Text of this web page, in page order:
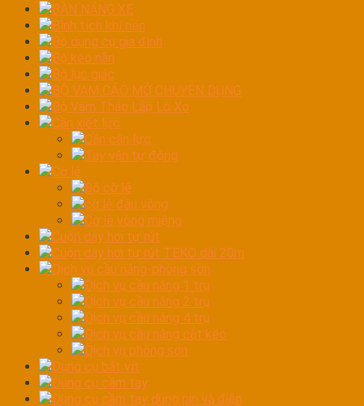
BÀN NÁNG XE
Bình tích khí nén
Bộ dụng cụ gia đình
Bộ kéo nắn
Bộ lục giác
BỘ VAM CẢO MỞ CHUYÊN DỤNG
Bộ Vam Tháo Lắp Lò Xo
Cần xiết lực
Cần cân lực
Tay vặn tự động
Cờ lê
Bộ cờ lê
cờ lê đầu vòng
Cờ lê vòng miệng
Cuộn dây hơi tự rút
Cuộn dây hơi tự rút TEKO dài 20m
Dịch vụ cầu nâng-phòng sơn
Dịch vụ cầu nâng 1 trụ
Dịch vụ cầu nâng 2 trụ
Dịch vụ cầu nâng 4 trụ
Dịch vụ cầu nâng cắt kéo
Dịch vụ phòng sơn
Dụng cụ bắt vít
Dụng cụ cầm tay
Dụng cụ cầm tay dùng pin và điện